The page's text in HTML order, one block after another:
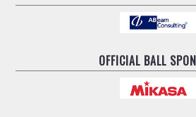
OFFICIAL BALL